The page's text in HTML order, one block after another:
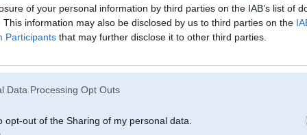
of your personal information by third parties on the IAB’s list of
This information may also be disclosed by us to third parties on the
Participants that may further disclose it to other third parties.
Data Processing Opt Outs
opt-out of the Sharing of my personal data.
17. May 2024, 09:15
es ik pa laikam uzasinu asmeni, uzreiz labāka pļaušana - noskrūvē nost,